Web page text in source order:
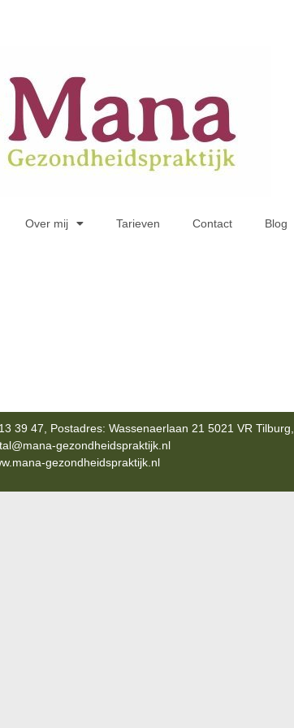
Over mij Tarieven Contact Blog
39 47, Postadres: Wassenaerlaan 21 5021 VR Tilburg,
gezondheidspraktijk.nl
gezondheidspraktijk.nl